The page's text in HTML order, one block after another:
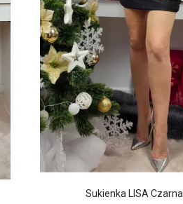
Sukienka LISA Czarna